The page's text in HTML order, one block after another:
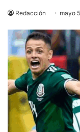
Redacción mayo